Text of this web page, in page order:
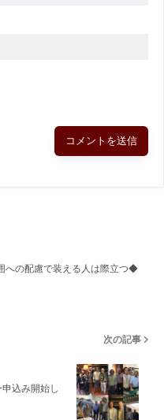
への配慮で装える人は際立つ◆
次の記事
込み開始し